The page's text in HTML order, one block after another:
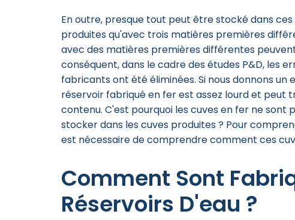
En outre, presque tout peut être stocké dans
produites qu'avec trois matières premières
avec des matières premières différentes
conséquent, dans le cadre des études P&D, les
fabricants ont été éliminées. Si nous donnons un
réservoir fabriqué en fer est assez lourd et peut
contenu. C'est pourquoi les cuves en fer ne sont
stocker dans les cuves produites ? Pour
est nécessaire de comprendre comment ces
Comment Sont
Réservoirs D'eau ?